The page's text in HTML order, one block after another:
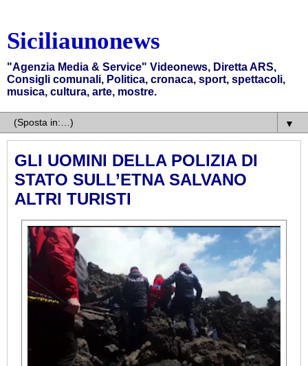
Siciliaunonews
"Agenzia Media & Service" Videonews, Diretta ARS,
Consigli comunali, Politica, cronaca, sport, spettacoli,
musica, cultura, arte, mostre.
▼
GLI UOMINI DELLA POLIZIA DI
STATO SULL’ETNA SALVANO
ALTRI TURISTI